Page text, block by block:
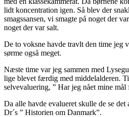
lidt koncentration igen. Så blev der
smagssansen, vi smagte på noget der
noget der var salt.
De to voksne havde travlt den time jeg
sørme også meget.
Næste time var jeg sammen med
lige blevet færdig med middelalderen.
selvevaluering, ” Har jeg nået mine mål
Da alle havde evalueret skulle de se
Dr´s ” Historien om Danmark”.